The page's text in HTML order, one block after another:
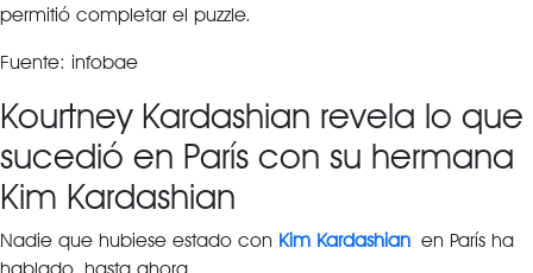
permitió completar el puzzle.
Fuente: infobae
Kourtney Kardashian revela lo que
sucedió en París con su hermana
Kim Kardashian
Nadie que hubiese estado con Kim Kardashian en París ha